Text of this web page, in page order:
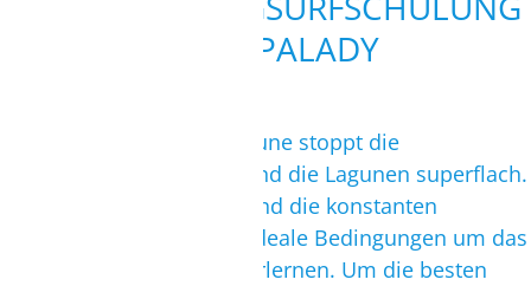
IN KAPPALADY
Die Sandbank vor der Lagune stoppt die
Meereswellen, dadurch sind die Lagunen superflach.
Der sichere Stehbereich und die konstanten
Windverhältnisse bieten ideale Bedingungen um das
Kite- und Wingsurfen zu erlernen. Um die besten